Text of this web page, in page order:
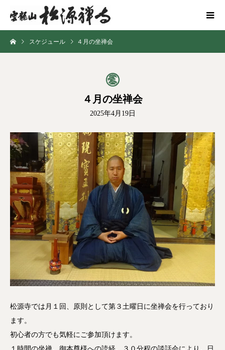
スケジュール ４月の坐禅会
４月の坐禅会
2025年4月19日
松源寺では月１回、原則として第３土曜日に坐禅会を行っており
ます。
初心者の方でも気軽にご参加頂けます。